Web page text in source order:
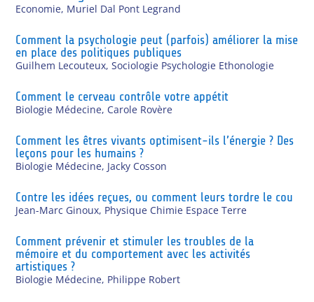
Economie, Muriel Dal Pont Legrand
Comment la psychologie peut (parfois) améliorer la mise
en place des politiques publiques
Guilhem Lecouteux,Sociologie Psychologie Ethonologie
Comment le cerveau contrôle votre appétit
Biologie Médecine, Carole Rovère
Comment les êtres vivants optimisent-ils l’énergie ? Des
leçons pour les humains ?
Biologie Médecine, Jacky Cosson
Contre les idées reçues, ou comment leurs tordre le cou
Jean-Marc Ginoux, Physique Chimie Espace Terre
Comment prévenir et stimuler les troubles de la
mémoire et du comportement avec les activités
artistiques ?
Biologie Médecine, Philippe Robert